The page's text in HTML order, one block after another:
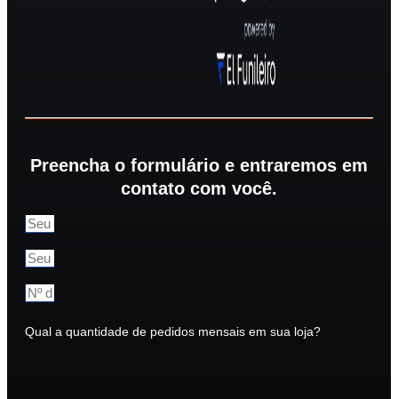
Preencha o formulário e entraremos em
contato com você.
Qual a quantidade de pedidos mensais em sua loja?